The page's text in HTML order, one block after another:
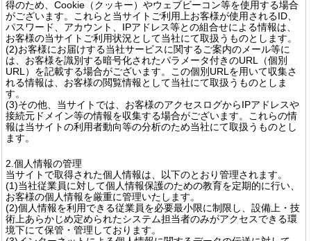
得のため、Cookie（クッキー）やウェブビーコン等を使用する場合
がございます。これらと当サイトご利用上お客様が使用されるID、
パスワード、アカウント、IPアドレス等との組合せによる情報は、
お客様の当サイトご利用状況として当社にて取扱うものとします。
(2)お客様にお届けする当社サービスに関するご案内のメール等に
は、お客様を識別する暗号化されたパラメータ付きのURL（個別
URL）を記載する場合がございます。この個別URLを用いて収集さ
れる情報は、お客様の閲覧情報として当社にて取扱うものとしま
す。
(3)その他、当サイトでは、お客様のアクセスログからIPアドレスや
接続元ドメイン等の情報を収集する場合がございます。これらの情
報は当サイトの利用者動向等の分析のため当社にて取扱うものとし
ます。
2.個人情報の管理
当サイトで取得された個人情報は、以下のとおり管理されます。
(1)当社従業員に対して個人情報保護のための教育を定期的に行い、
お客様の個人情報を厳重に管理いたします。
(2)個人情報を利用できる従業員を必要最小限に制限し、設備上・技
術上あらかじめ定められたシステム担当者のみがアクセスできる環
境下にて保管・管理しております。